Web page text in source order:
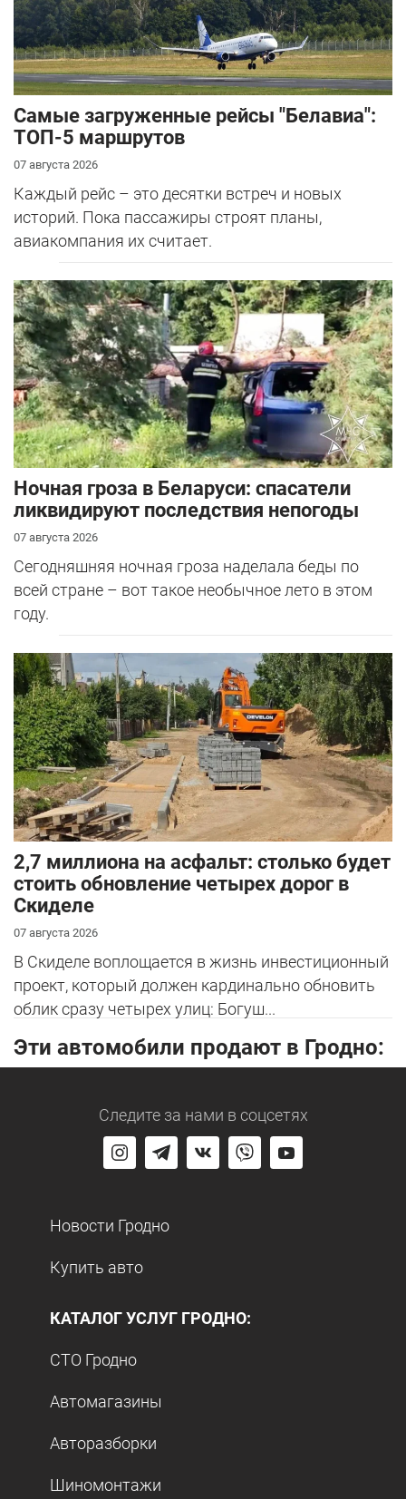
Самые загруженные рейсы "Белавиа":
ТОП-5 маршрутов
07 августа 2026
Каждый рейс – это десятки встреч и новых
историй. Пока пассажиры строят планы,
авиакомпания их считает.
Ночная гроза в Беларуси: спасатели
ликвидируют последствия непогоды
07 августа 2026
Сегодняшняя ночная гроза наделала беды по
всей стране – вот такое необычное лето в этом
году.
2,7 миллиона на асфальт: столько будет
стоить обновление четырех дорог в
Скиделе
07 августа 2026
В Скиделе воплощается в жизнь инвестиционный
проект, который должен кардинально обновить
облик сразу четырех улиц: Богуш...
Эти автомобили продают в Гродно:
Следите за нами в соцсетях
Новости Гродно
Купить авто
КАТАЛОГ УСЛУГ ГРОДНО:
СТО Гродно
Автомагазины
Авторазборки
Шиномонтажи